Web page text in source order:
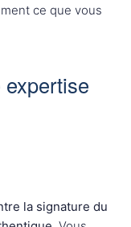
ce que vous
la signature du